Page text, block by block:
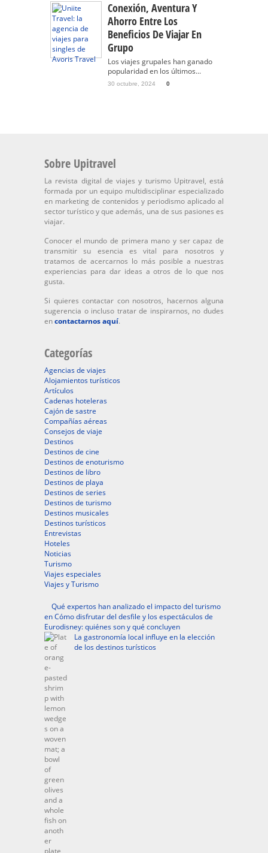
Conexión, Aventura Y
Ahorro Entre Los
Beneficios De Viajar En
Grupo
Los viajes grupales han ganado
popularidad en los últimos...
30 octubre, 2024 0
Sobre Upitravel
La revista digital de viajes y turismo Upitravel, está
formada por un equipo multidisciplinar especializado
en marketing de contenidos y periodismo aplicado al
sector turístico y que además, una de sus pasiones es
viajar.
Conocer el mundo de primera mano y ser capaz de
transmitir su esencia es vital para nosotros y
tratamos de acercarnos lo más posible a nuestras
experiencias para dar ideas a otros de lo que nos
gusta.
Si quieres contactar con nosotros, hacernos alguna
sugerencia o incluso tratar de inspirarnos, no dudes
encontactarnos aquí.
Categorías
Agencias de viajes
Alojamientos turísticos
Artículos
Cadenas hoteleras
Cajón de sastre
Compañías aéreas
Consejos de viaje
Destinos
Destinos de cine
Destinos de enoturismo
Destinos de libro
Destinos de playa
Destinos de series
Destinos de turismo
Destinos musicales
Destinos turísticos
Entrevistas
Hoteles
Noticias
Turismo
Viajes especiales
Viajes y Turismo
Qué expertos han analizado el impacto del turismo
en Cómo disfrutar del desfile y los espectáculos de
Eurodisney: quiénes son y qué concluyen
La gastronomía local influye en la elección
de los destinos turísticos